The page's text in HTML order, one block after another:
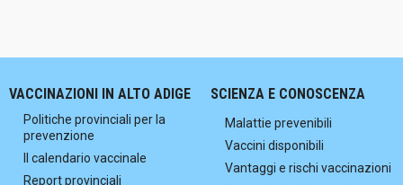
VACCINAZIONI IN ALTO ADIGE
Politiche provinciali per la
prevenzione
Il calendario vaccinale
Report provinciali
SCIENZA E CONOSCENZA
Malattie prevenibili
Vaccini disponibili
Vantaggi e rischi vaccinazioni